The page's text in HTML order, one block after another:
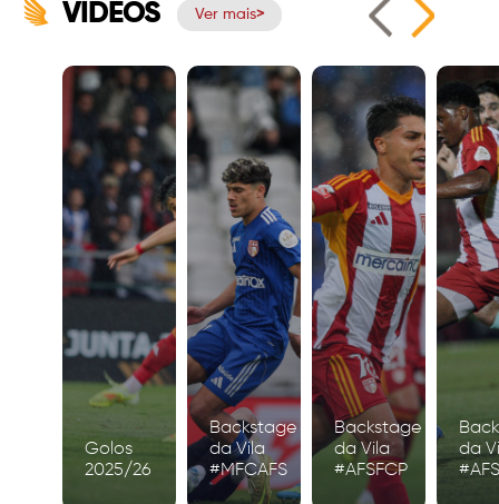
VÍDEOS Ver mais
Golos
2025/26
Backstage
da Vila
#MFCAFS
Backstage
da Vila
#AFSFCP
da